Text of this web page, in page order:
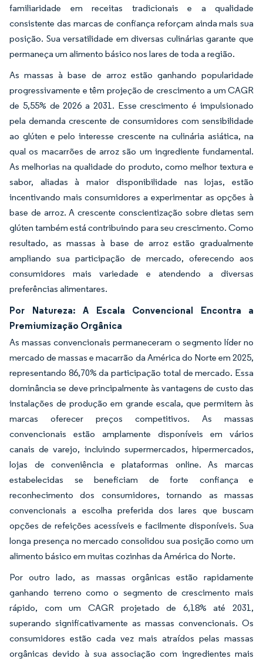
familiaridade em receitas tradicionais e a qualidade
consistente das marcas de confiança reforçam ainda mais sua
posição. Sua versatilidade em diversas culinárias garante que
permaneça um alimento básico nos lares de toda a região.
As massas à base de arroz estão ganhando popularidade
progressivamente e têm projeção de crescimento a um CAGR
de 5,55% de 2026 a 2031. Esse crescimento é impulsionado
pela demanda crescente de consumidores com sensibilidade
ao glúten e pelo interesse crescente na culinária asiática, na
qual os macarrões de arroz são um ingrediente fundamental.
As melhorias na qualidade do produto, como melhor textura e
sabor, aliadas à maior disponibilidade nas lojas, estão
incentivando mais consumidores a experimentar as opções à
base de arroz. A crescente conscientização sobre dietas sem
glúten também está contribuindo para seu crescimento. Como
resultado, as massas à base de arroz estão gradualmente
ampliando sua participação de mercado, oferecendo aos
consumidores mais variedade e atendendo a diversas
preferências alimentares.
Por Natureza: A Escala Convencional Encontra a
Premiumização Orgânica
As massas convencionais permaneceram o segmento líder no
mercado de massas e macarrão da América do Norte em 2025,
representando 86,70% da participação total de mercado. Essa
dominância se deve principalmente às vantagens de custo das
instalações de produção em grande escala, que permitem às
marcas oferecer preços competitivos. As massas
convencionais estão amplamente disponíveis em vários
canais de varejo, incluindo supermercados, hipermercados,
lojas de conveniência e plataformas online. As marcas
estabelecidas se beneficiam de forte confiança e
reconhecimento dos consumidores, tornando as massas
convencionais a escolha preferida dos lares que buscam
opções de refeições acessíveis e facilmente disponíveis. Sua
longa presença no mercado consolidou sua posição como um
alimento básico em muitas cozinhas da América do Norte.
Por outro lado, as massas orgânicas estão rapidamente
ganhando terreno como o segmento de crescimento mais
rápido, com um CAGR projetado de 6,18% até 2031,
superando significativamente as massas convencionais. Os
consumidores estão cada vez mais atraídos pelas massas
orgânicas devido à sua associação com ingredientes mais